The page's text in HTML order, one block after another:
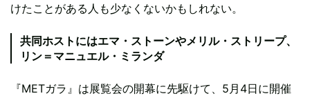
けたことがある人も少なくないかもしれない。
共同ホストにはエマ・ストーンやメリル・ストリープ、
リン＝マニュエル・ミランダ
『METガラ』は展覧会の開幕に先駆けて、5月4日に開催